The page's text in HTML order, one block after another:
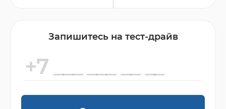
Запишитесь на тест-драйв